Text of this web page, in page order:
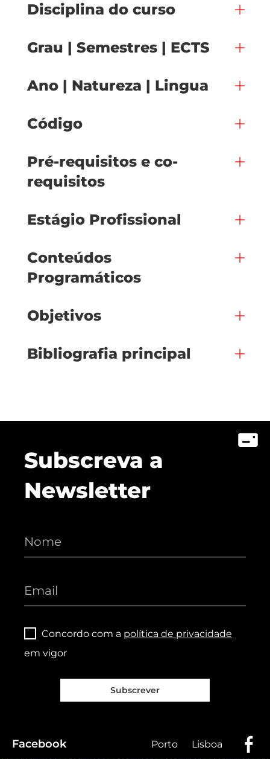
Disciplina do curso
Grau | Semestres | ECTS
Ano | Natureza | Lingua
Código
Pré-requisitos e co-
requisitos
Estágio Profissional
Conteúdos
Programáticos
Objetivos
Bibliografia principal
Subscreva a
Newsletter
Concordo com a política de privacidade
em vigor
Subscrever
Facebook Porto Lisboa